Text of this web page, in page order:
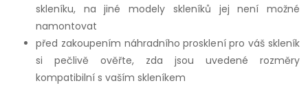
skleníku, na jiné modely skleníků jej není možné
namontovat
před zakoupením náhradního prosklení pro váš skleník
si pečlivě ověřte, zda jsou uvedené rozměry
kompatibilní s vaším skleníkem